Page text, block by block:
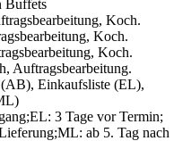
Buffets
Koch.
Koch.
Koch.
Auftragsbearbeitung.
(AB), Einkaufsliste (EL),
3 Tage vor Termin;
ab 5. Tag nach